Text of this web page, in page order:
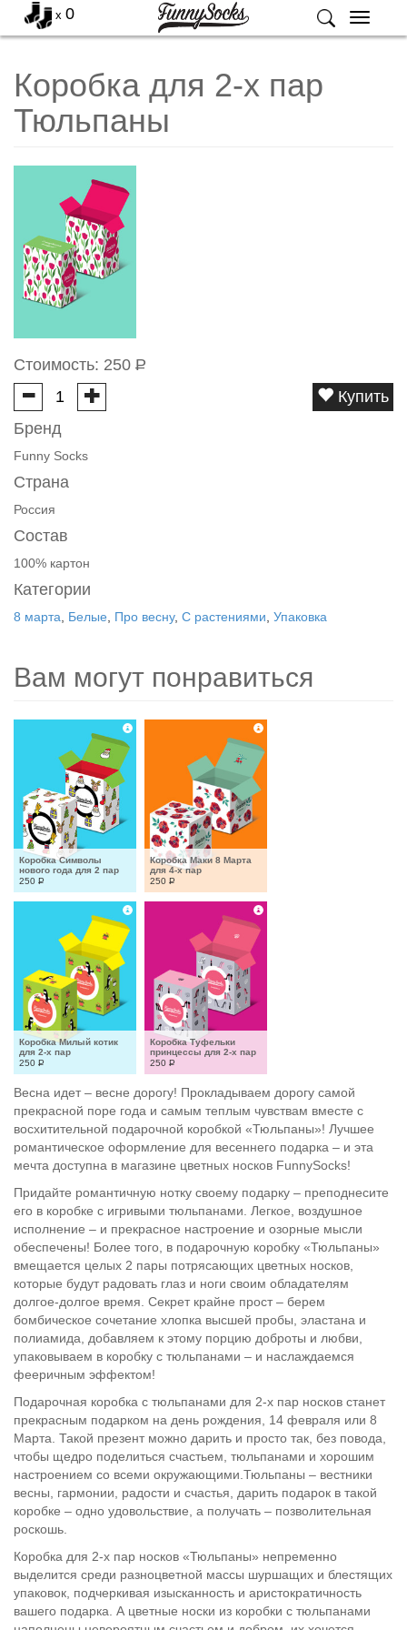
Меню
x 0
Коробка для 2-х пар
Тюльпаны
Стоимость: 250 Р
Купить
Бренд
Funny Socks
Страна
Россия
Состав
100% картон
Категории
8 марта Белые Про весну, С растениями Упаковка
Вам могут понравиться
Коробка Символы
нового года для 2 пар
250 Р
Коробка Маки 8 Марта
для 4-х пар
250 Р
Коробка Милый котик
для 2-х пар
250 Р
Коробка Туфельки
принцессы для 2-х пар
250 Р
Весна идет – весне дорогу! Прокладываем дорогу самой
прекрасной поре года и самым теплым чувствам вместе с
восхитительной подарочной коробкой «Тюльпаны»! Лучшее
романтическое оформление для весеннего подарка – и эта
мечта доступна в магазине цветных носков FunnySocks!
Придайте романтичную нотку своему подарку – преподнесите
его в коробке с игривыми тюльпанами. Легкое, воздушное
исполнение – и прекрасное настроение и озорные мысли
обеспечены! Более того, в подарочную коробку «Тюльпаны»
вмещается целых 2 пары потрясающих цветных носков,
которые будут радовать глаз и ноги своим обладателям
долгое-долгое время. Секрет крайне прост – берем
бомбическое сочетание хлопка высшей пробы, эластана и
полиамида, добавляем к этому порцию доброты и любви,
упаковываем в коробку с тюльпанами – и наслаждаемся
фееричным эффектом!
Подарочная коробка с тюльпанами для 2-х пар носков станет
прекрасным подарком на день рождения, 14 февраля или 8
Марта. Такой презент можно дарить и просто так, без повода,
чтобы щедро поделиться счастьем, тюльпанами и хорошим
настроением со всеми окружающими.Тюльпаны – вестники
весны, гармонии, радости и счастья, дарить подарок в такой
коробке – одно удовольствие, а получать – позволительная
роскошь.
Коробка для 2-х пар носков «Тюльпаны» непременно
выделится среди разноцветной массы шуршащих и блестящих
упаковок, подчеркивая изысканность и аристократичность
вашего подарка. А цветные носки из коробки с тюльпанами